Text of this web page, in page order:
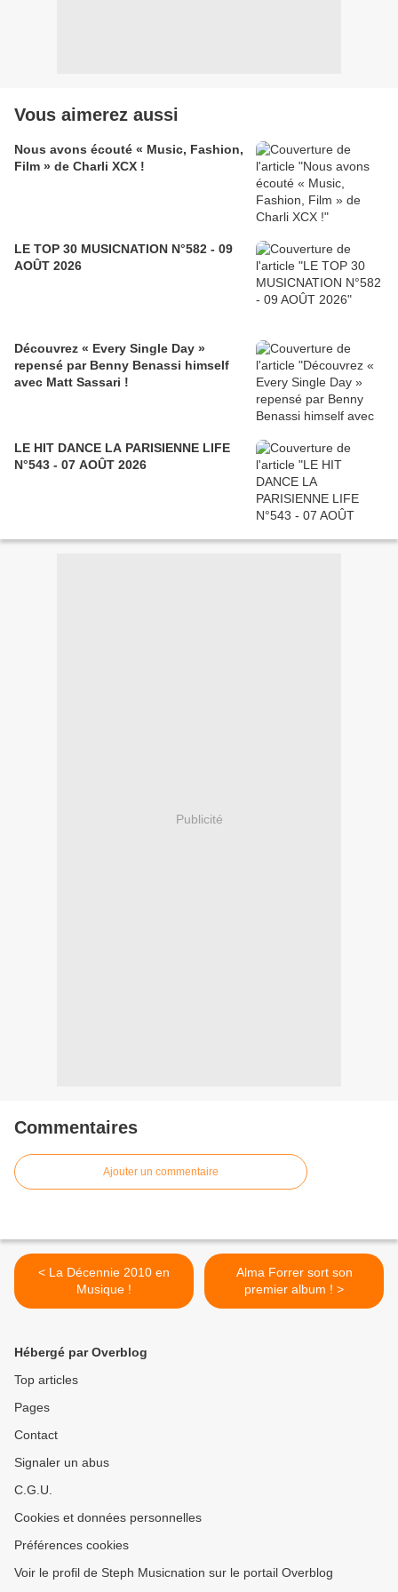
Vous aimerez aussi
Nous avons écouté « Music, Fashion,
Film » de Charli XCX !
LE TOP 30 MUSICNATION N°582 - 09
AOÛT 2026
Découvrez « Every Single Day »
repensé par Benny Benassi himself
avec Matt Sassari !
LE HIT DANCE LA PARISIENNE LIFE
N°543 - 07 AOÛT 2026
Publicité
Commentaires
Ajouter un commentaire
< La Décennie 2010 en
Musique !
Alma Forrer sort son
premier album ! >
Hébergé par Overblog
Top articles
Pages
Contact
Signaler un abus
C.G.U.
Cookies et données personnelles
Préférences cookies
Voir le profil de Steph Musicnation sur le portail Overblog